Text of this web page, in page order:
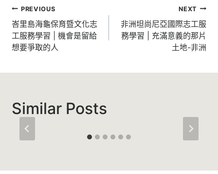
文
章
導
PREVIOUS
峇里島海龜保育暨文化志
工服務學習 | 機會是留給
想要爭取的人
NEXT
非洲坦尚尼亞國際志工服
務學習 | 充滿意義的那片
土地-非洲
Similar Posts